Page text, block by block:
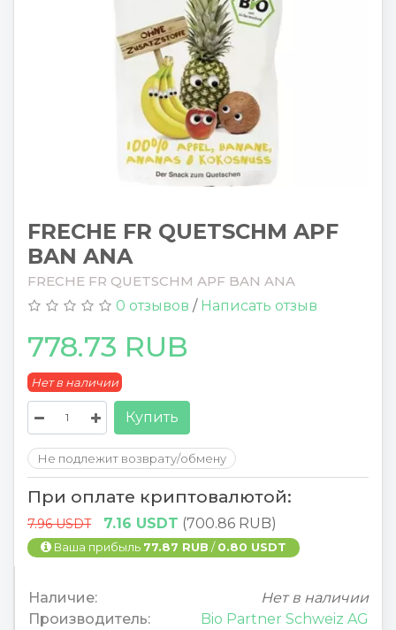
FRECHE FR QUETSCHM APF
BAN ANA
FRECHE FR QUETSCHM APF BAN ANA
0 отзывов / Написать отзыв
778.73 RUB
Нет в наличии
Купить
Не подлежит возврату/обмену
При оплате криптовалютой:
7.96 USDT 7.16 USDT (700.86 RUB)
Ваша прибыль 77.87 RUB / 0.80 USDT
Наличие:
Нет в наличии
Производитель:
Bio Partner Schweiz AG